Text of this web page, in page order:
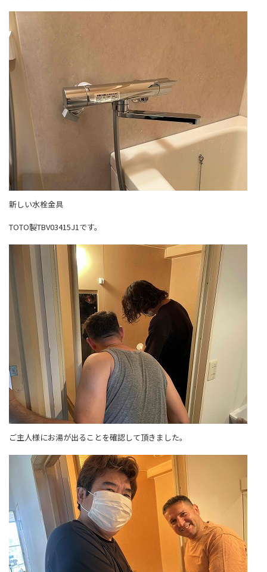
新しい水栓金具
TOTO製TBV03415J1です。
ご主人様にお湯が出ることを確認して頂きました。